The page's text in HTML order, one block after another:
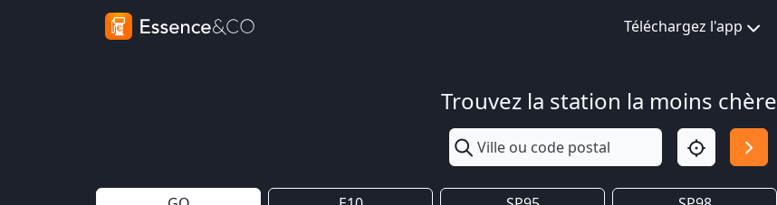
Téléchargez l'app
Trouvez la station la moins chère